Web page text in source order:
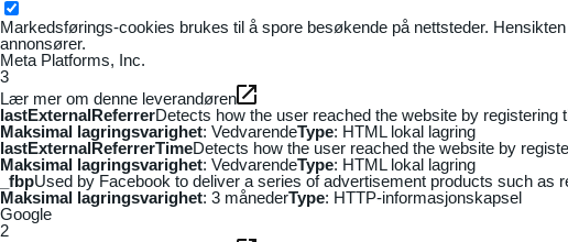
Markedsførings-cookies brukes til å spore besøkende på nettsteder.
annonsører.
Meta Platforms, Inc.
3
Lær mer om denne leverandøren
lastExternalReferrerDetects how the user reached the website by registering
Maksimal lagringsvarighet: VedvarendeType: HTML lokal lagring
lastExternalReferrerTimeDetects how the user reached the website by
Maksimal lagringsvarighet: VedvarendeType: HTML lokal lagring
_fbpUsed by Facebook to deliver a series of advertisement products such as
Maksimal lagringsvarighet: 3 månederType: HTTP-informasjonskapsel
Google
2